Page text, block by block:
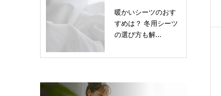
暖かいシーツのおす
すめは？ 冬用シーツ
の選び方も解...